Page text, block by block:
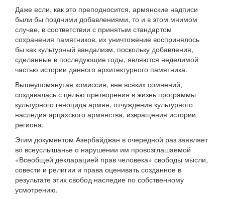
Даже если, как это преподносится, армянские надписи
были бы поздними добавлениями, то и в этом мнимом
случае, в соответствии с принятым стандартом
сохранения памятников, их уничтожение воспринялось
бы как культурный вандализм, поскольку добавления,
сделанные в последующие годы, являются неделимой
частью истории данного архитектурного памятника.
Вышеупомянутая комиссия, вне всяких сомнений,
создавалась с целью претворения в жизнь программы
культурного геноцида армян, отчуждения культурного
наследия арцахского армянства, извращения истории
региона.
Этим документом Азербайджан в очередной раз заявляет
во всеуслышанье о нарушении им провозглашаемой
«Всеобщей декларацией прав человека» свободы мысли,
совести и религии и права оценивать созданное в
результате этих свобод наследие по собственному
усмотрению.